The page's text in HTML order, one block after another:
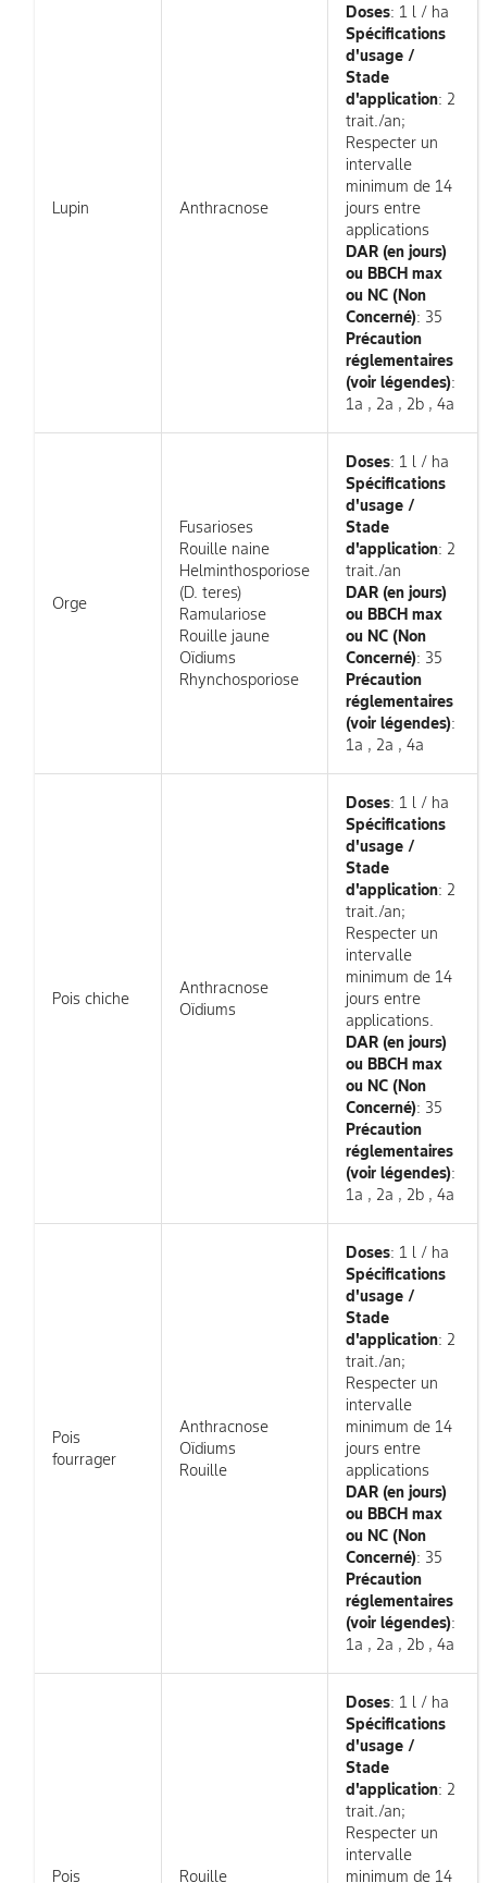
Lupin Anthracnose
Doses: 1 l / ha
Spécifications
d'usage /
Stade
d'application: 2
trait./an;
Respecter un
intervalle
minimum de 14
jours entre
applications
DAR (en jours)
ou BBCH max
ou NC (Non
Concerné): 35
Précaution
réglementaires
(voir légendes):
1a , 2a , 2b , 4a
Orge
Fusarioses
Rouille naine
Helminthosporiose
(D. teres)
Ramulariose
Rouille jaune
Oïdiums
Rhynchosporiose
Doses: 1 l / ha
Spécifications
d'usage /
Stade
d'application: 2
trait./an
DAR (en jours)
ou BBCH max
ou NC (Non
Concerné): 35
Précaution
réglementaires
(voir légendes):
1a , 2a , 4a
Pois chiche
Anthracnose
Oïdiums
Doses: 1 l / ha
Spécifications
d'usage /
Stade
d'application: 2
trait./an;
Respecter un
intervalle
minimum de 14
jours entre
applications.
DAR (en jours)
ou BBCH max
ou NC (Non
Concerné): 35
Précaution
réglementaires
(voir légendes):
1a , 2a , 2b , 4a
Pois
fourrager
Anthracnose
Oïdiums
Rouille
Doses: 1 l / ha
Spécifications
d'usage /
Stade
d'application: 2
trait./an;
Respecter un
intervalle
minimum de 14
jours entre
applications
DAR (en jours)
ou BBCH max
ou NC (Non
Concerné): 35
Précaution
réglementaires
(voir légendes):
1a , 2a , 2b , 4a
Pois Rouille
Doses: 1 l / ha
Spécifications
d'usage /
Stade
d'application: 2
trait./an;
Respecter un
intervalle
minimum de 14